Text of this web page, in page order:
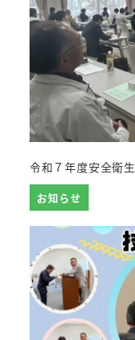
令和７年度安全衛
お知らせ